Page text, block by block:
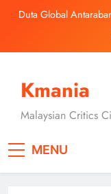
Duta Global
‘Dibunuh atau
Satukan Empat
Pembohongan dan
“Our Sticky Love”
Skechers Lancar
SEUNGKWAN dan
Buat Penampilan
September Ini
‘Dibunuh atau
Satukan Empat
Kmania
Malaysian Critics
MENU